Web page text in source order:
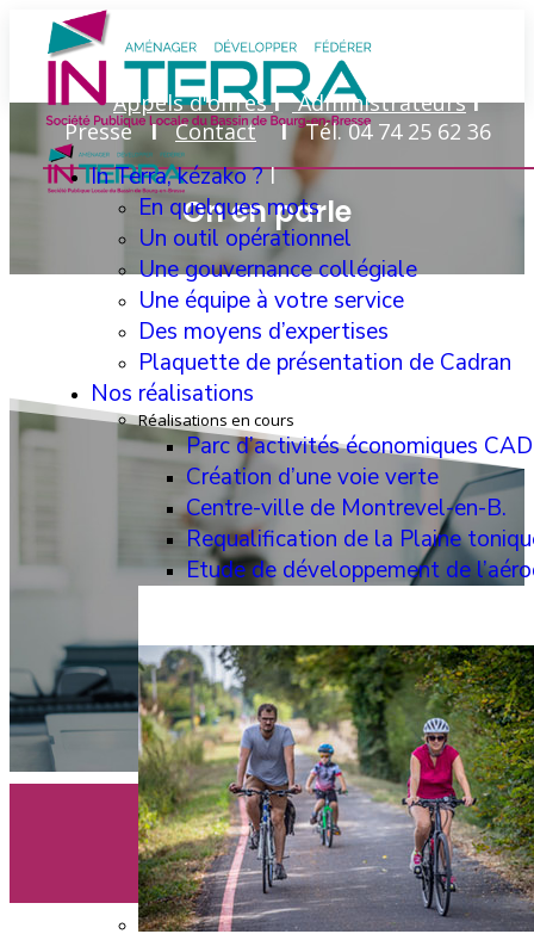
Appels d'offresI Administrateurs I
PresseI Contact ITél. 04 74 25 62 36
In Terra, kézako ?I
En quelques mots
Un outil opérationnel
Une gouvernance collégiale
Une équipe à votre service
Des moyens d’expertises
Plaquette de présentation de Cadran
Nos réalisations
Réalisations en cours
Parc d’activités économiques
Création d’une voie verte
Centre-ville de Montrevel-en-B.
Requalification de la Plaine
Etude de développement de
On en parle